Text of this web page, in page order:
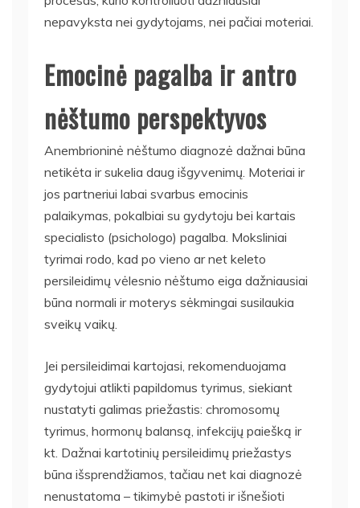
nepavyksta nei gydytojams, nei pačiai moteriai.
Emocinė pagalba ir antro
nėštumo perspektyvos
Anembrioninė nėštumo diagnozė dažnai būna
netikėta ir sukelia daug išgyvenimų. Moteriai ir
jos partneriui labai svarbus emocinis
palaikymas, pokalbiai su gydytoju bei kartais
specialisto (psichologo) pagalba. Moksliniai
tyrimai rodo, kad po vieno ar net keleto
persileidimų vėlesnio nėštumo eiga dažniausiai
būna normali ir moterys sėkmingai susilaukia
sveikų vaikų.
Jei persileidimai kartojasi, rekomenduojama
gydytojui atlikti papildomus tyrimus, siekiant
nustatyti galimas priežastis: chromosomų
tyrimus, hormonų balansą, infekcijų paiešką ir
kt. Dažnai kartotinių persileidimų priežastys
būna išsprendžiamos, tačiau net kai diagnozė
nenustatoma – tikimybė pastoti ir išnešioti